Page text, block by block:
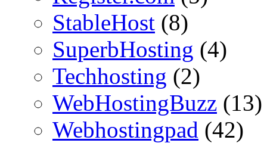
StableHost (8)
SuperbHosting (4)
Techhosting (2)
WebHostingBuzz (13)
Webhostingpad (42)